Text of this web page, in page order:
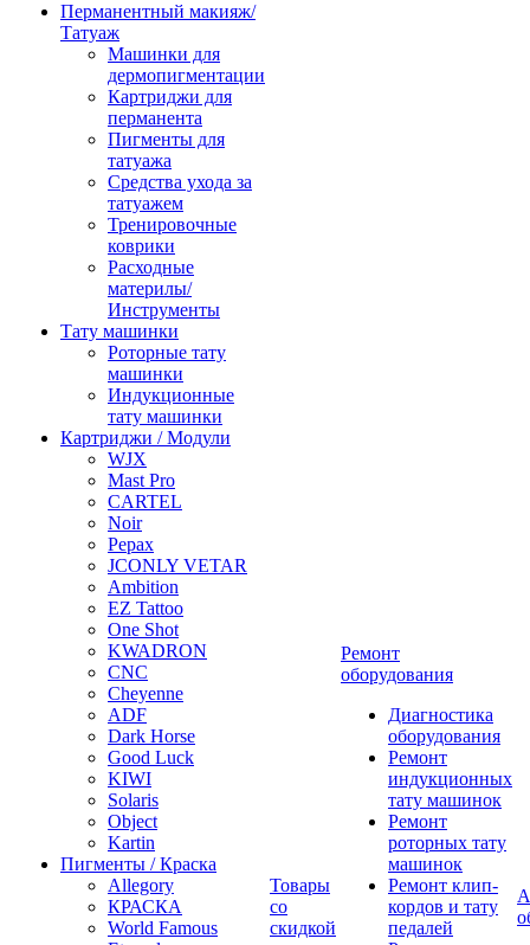
Перманентный макияж/
Татуаж
Машинки для
дермопигментации
Картриджи для
перманента
Пигменты для
татуажа
Средства ухода за
татуажем
Тренировочные
коврики
Расходные
материлы/
Инструменты
Тату машинки
Роторные тату
машинки
Индукционные
тату машинки
Картриджи / Модули
WJX
Mast Pro
CARTEL
Noir
Pepax
JCONLY VETAR
Ambition
EZ Tattoo
One Shot
KWADRON
CNC
Cheyenne
ADF
Dark Horse
Good Luck
KIWI
Solaris
Object
Kartin
Пигменты / Краска
Allegory
КРАСКА
World Famous
Товары
со
скидкой
Ремонт
оборудования
Диагностика
оборудования
Ремонт
индукционных
тату машинок
Ремонт
роторных тату
машинок
Ремонт клип-
кордов и тату
педалей